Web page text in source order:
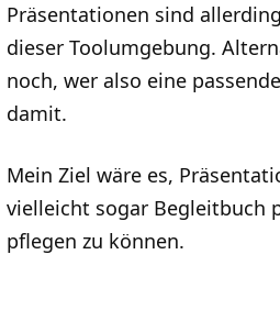
Präsentationen sind
dieser Toolumgebung.
noch, wer also eine
damit.
Mein Ziel wäre es,
vielleicht sogar Begleitbuch
pflegen zu können.